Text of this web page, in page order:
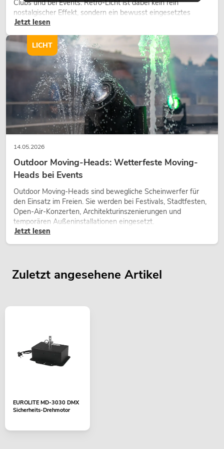
Clubs und bei Events. Retro-Licht ist dabei kein rein
nostalgischer Effekt, sondern ein bewusst eingesetztes
Gestaltungsmittel: Es schafft Atmosphäre, gibt Szenen
wirken lassen.
Jetzt lesen
14.05.2026
Outdoor Moving-Heads: Wetterfeste Moving-
Heads bei Events
Outdoor Moving-Heads sind bewegliche Scheinwerfer für
den Einsatz im Freien. Sie werden bei Festivals, Stadtfesten,
Open-Air-Konzerten, Architekturinszenierungen und
temporären Außeninstallationen eingesetzt.
Jetzt lesen
LICHT
Zuletzt angesehene Artikel
EUROLITE MD-3030 DMX
Sicherheits-Drehmotor